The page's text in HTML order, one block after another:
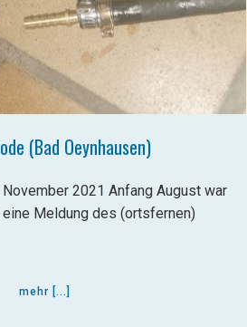
(Bad Oeynhausen)
2021 Anfang August war
Meldung des (ortsfernen)
mehr [...]